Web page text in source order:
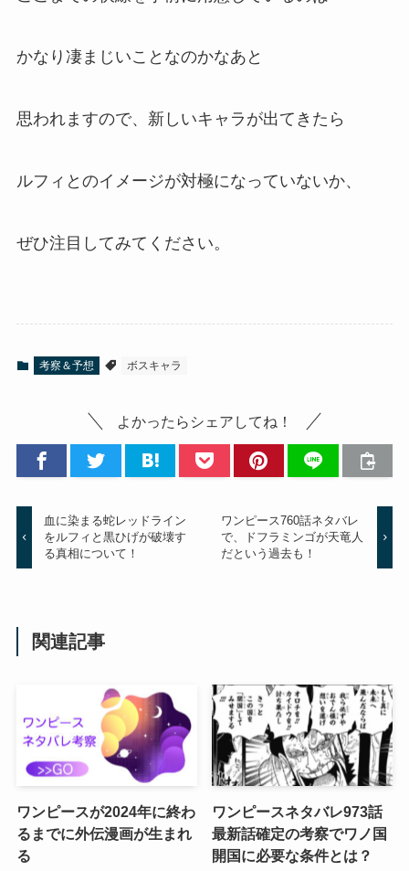
かなり凄まじいことなのかなあと
思われますので、新しいキャラが出てきたら
ルフィとのイメージが対極になっていないか、
ぜひ注目してみてください。
考察＆予想 ボスキャラ
よかったらシェアしてね！
血に染まる蛇レッドライン
をルフィと黒ひげが破壊す
る真相について！
ワンピース760話ネタバレ
で、ドフラミンゴが天竜人
だという過去も！
関連記事
ワンピースが2024年に終わ
るまでに外伝漫画が生まれ
る
ワンピースネタバレ973話
最新話確定の考察でワノ国
開国に必要な条件とは？